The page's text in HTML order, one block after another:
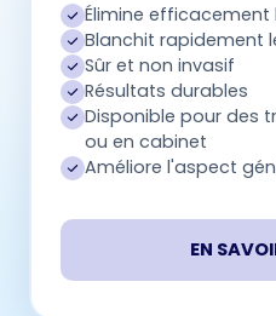
Élimine efficacement
Blanchit rapidement
Sûr et non invasif
Résultats durables
Disponible pour des
ou en cabinet
Améliore l'aspect
EN